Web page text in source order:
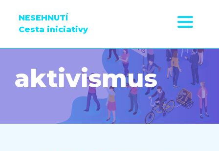
NESEHNUTÍ
Cesta iniciativy
aktivismus